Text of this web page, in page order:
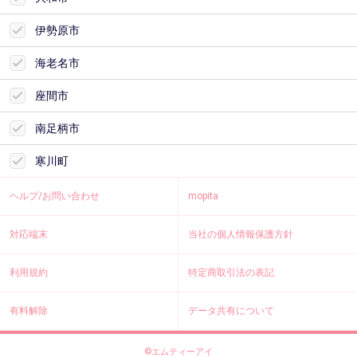
伊勢原市
海老名市
座間市
南足柄市
寒川町
ヘルプ/お問い合わせ mopita
対応端末 当社の個人情報保護方針
利用規約 特定商取引法の表記
有料解除 データ共有について
©エムティーアイ